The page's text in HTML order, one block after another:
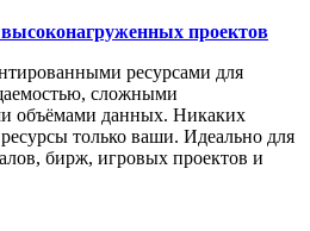
проектов
ресурсами для
сложными
объёмами данных. Никаких
только ваши. Идеально для
бирж, игровых проектов и